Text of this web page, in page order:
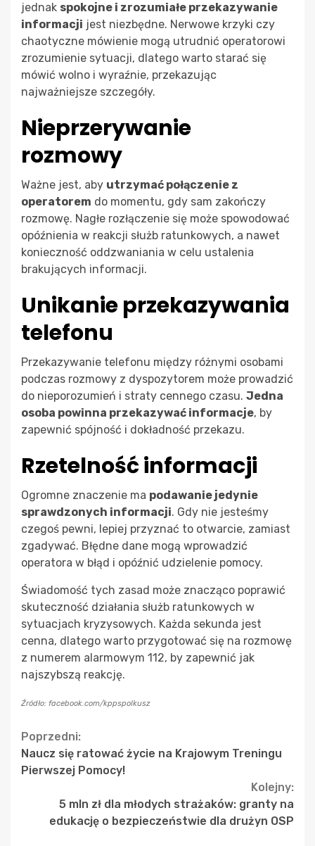
jednak spokojne i zrozumiałe przekazywanie
informacji jest niezbędne. Nerwowe krzyki czy
chaotyczne mówienie mogą utrudnić operatorowi
zrozumienie sytuacji, dlatego warto starać się
mówić wolno i wyraźnie, przekazując
najważniejsze szczegóły.
Nieprzerywanie
rozmowy
Ważne jest, aby utrzymać połączenie z
operatorem do momentu, gdy sam zakończy
rozmowę. Nagłe rozłączenie się może spowodować
opóźnienia w reakcji służb ratunkowych, a nawet
konieczność oddzwaniania w celu ustalenia
brakujących informacji.
Unikanie przekazywania
telefonu
Przekazywanie telefonu między różnymi osobami
podczas rozmowy z dyspozytorem może prowadzić
do nieporozumień i straty cennego czasu. Jedna
osoba powinna przekazywać informacje, by
zapewnić spójność i dokładność przekazu.
Rzetelność informacji
Ogromne znaczenie ma podawanie jedynie
sprawdzonych informacji. Gdy nie jesteśmy
czegoś pewni, lepiej przyznać to otwarcie, zamiast
zgadywać. Błędne dane mogą wprowadzić
operatora w błąd i opóźnić udzielenie pomocy.
Świadomość tych zasad może znacząco poprawić
skuteczność działania służb ratunkowych w
sytuacjach kryzysowych. Każda sekunda jest
cenna, dlatego warto przygotować się na rozmowę
z numerem alarmowym 112, by zapewnić jak
najszybszą reakcję.
Źródło: facebook.com/kppspolkusz
Continue
Reading
Poprzedni:
Naucz się ratować życie na Krajowym Treningu
Pierwszej Pomocy!
Kolejny:
5 mln zł dla młodych strażaków: granty na
edukację o bezpieczeństwie dla drużyn OSP